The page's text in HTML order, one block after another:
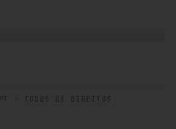
· TODOS OS DIREITOS